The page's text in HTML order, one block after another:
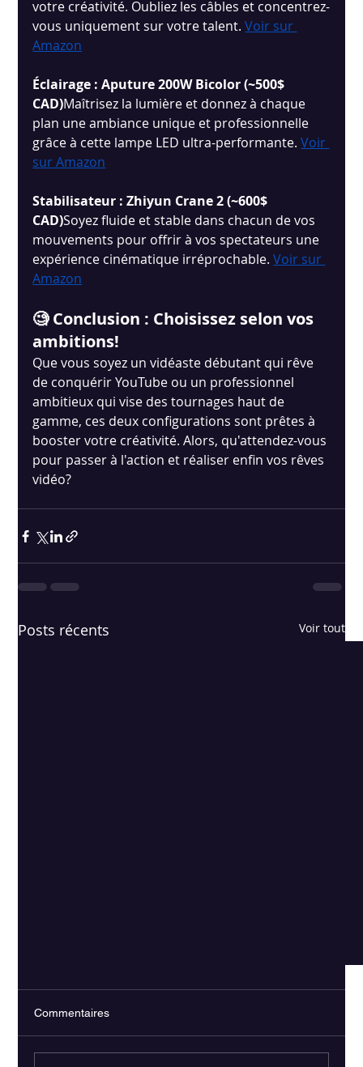
votre créativité. Oubliez les câbles et concentrez-
vous uniquement sur votre talent. Voir sur
Amazon
Éclairage : Aputure 200W Bicolor (~500$
CAD)Maîtrisez la lumière et donnez à chaque
plan une ambiance unique et professionnelle
grâce à cette lampe LED ultra-performante. Voir
sur Amazon
Stabilisateur : Zhiyun Crane 2 (~600$
CAD)Soyez fluide et stable dans chacun de vos
mouvements pour offrir à vos spectateurs une
expérience cinématique irréprochable. Voir sur
Amazon
🧐 Conclusion : Choisissez selon vos
ambitions!
Que vous soyez un vidéaste débutant qui rêve
de conquérir YouTube ou un professionnel
ambitieux qui vise des tournages haut de
gamme, ces deux configurations sont prêtes à
booster votre créativité. Alors, qu'attendez-vous
pour passer à l'action et réaliser enfin vos rêves
vidéo?
Posts récents Voir tout
Commentaires